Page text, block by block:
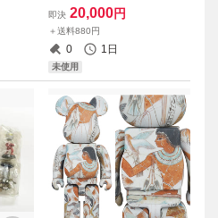
NISS
/未使
MICKEY 2021 400% ベアブ
リック/未使用
即決 20,000円
＋送料880円
0 1日
未使用